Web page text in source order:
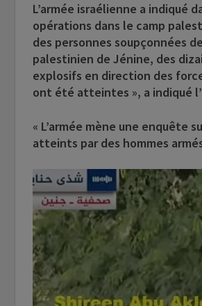
L’armée israélienne a indiqué
opérations dans le camp
des personnes soupçonnées
palestinien de Jénine, des
explosifs en direction des
ont été atteintes », a indiqué
« L’armée mène une enquête
atteints par des hommes